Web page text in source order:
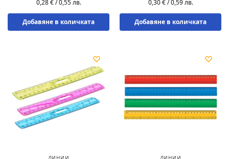
0,28€ /0,55лв.
Добавяне в количката
0,30€ /0,59лв.
Добавяне в количката